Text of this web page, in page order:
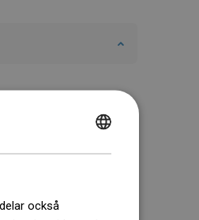
också